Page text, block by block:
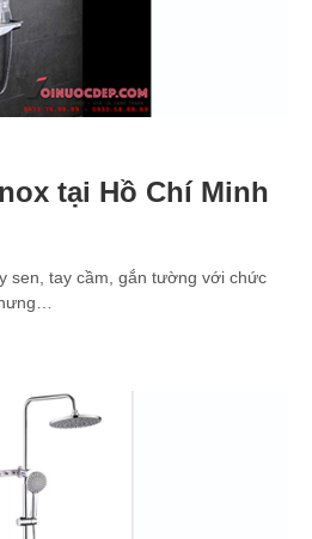
tại Hồ Chí Minh
sen, tay cầm, gắn tường với chức